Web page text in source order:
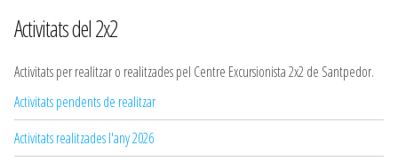
Activitats del 2x2
Activitats per realitzar o realitzades pel Centre Excursionista 2x2 de Santpedor.
Activitats pendents de realitzar
Activitats realitzades l'any 2026